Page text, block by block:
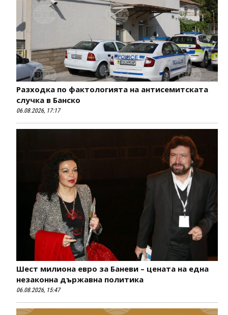
Разходка по фактологията на антисемитската
случка в Банско
06.08.2026, 17:17
Шест милиона евро за Баневи – цената на една
незаконна държавна политика
06.08.2026, 15:47